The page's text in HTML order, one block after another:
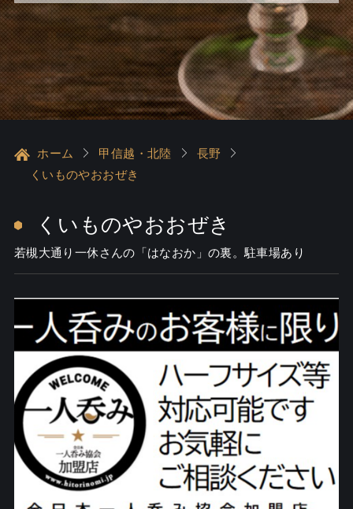
ホーム 甲信越・北陸
長野
くいものやおおぜき
くいものやおおぜき
若槻大通り一休さんの「はなおか」の裏。駐車場あり